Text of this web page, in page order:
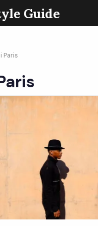
Guide
Paris